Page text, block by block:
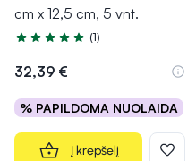
cm x 12,5 cm, 5 vnt.
Įvertinimas 5.0 iš 5
(1)
32,39 €
% PAPILDOMA NUOLAIDA
Į krepšelį